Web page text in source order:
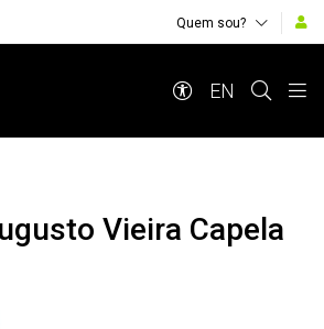
Quem sou?
EN
Vieira Capela